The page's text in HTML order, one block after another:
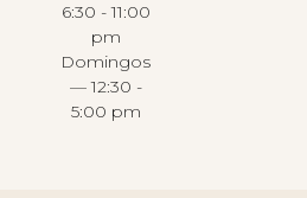
6:30 - 11:00
pm
Domingos
— 12:30 -
5:00 pm